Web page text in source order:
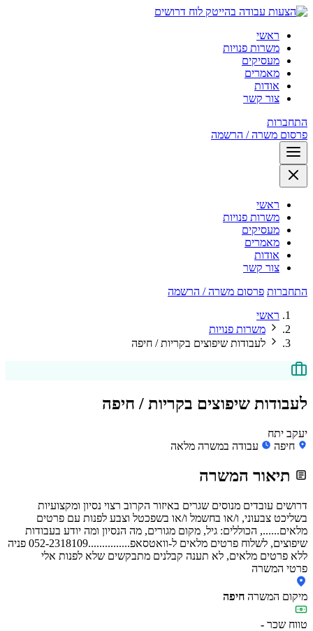
לוח דרושים
ראשי
משרות פנויות
מעסיקים
מאמרים
אודות
צור קשר
התחברות
פרסום משרה / הרשמה
ראשי
משרות פנויות
מעסיקים
מאמרים
אודות
צור קשר
התחברות פרסום משרה / הרשמה
ראשי
משרות פנויות
לעבודות שיפוצים בקריות / חיפה
לעבודות שיפוצים בקריות / חיפה
יעקב יתח
חיפה
עבודה במשרה מלאה
תיאור המשרה
דרושים עובדים מנוסים שגרים באיזור הקרוב רצוי נסיון ומקצועיות
בשליכט צבעוני, ו/או בחשמל ו/או בשפכטל וצבע לפנות עם פרטים
מלאים......, הכוללים: גיל, מקום מגורים, מה הנסיון ומה יודע בעבודות
שיפוצים, לשלוח פרטים מלאים ל-וואטסאפ...............052-2318109 פניה
ללא פרטים מלאים, לא תענה קבלנים מתבקשים שלא לפנות אלי
פרטי המשרה
מיקום המשרה חיפה
טווח שכר -